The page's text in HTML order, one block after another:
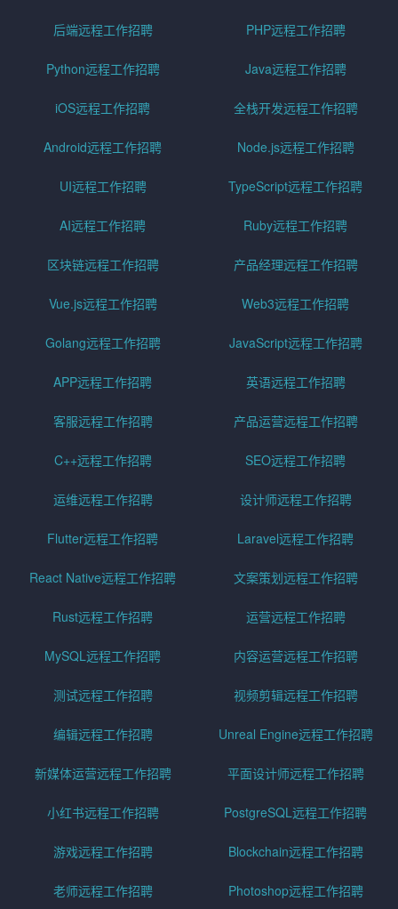
后端远程工作招聘 PHP远程工作招聘
Python远程工作招聘 Java远程工作招聘
iOS远程工作招聘 全栈开发远程工作招聘
Android远程工作招聘 Node.js远程工作招聘
UI远程工作招聘 TypeScript远程工作招聘
AI远程工作招聘 Ruby远程工作招聘
区块链远程工作招聘 产品经理远程工作招聘
Vue.js远程工作招聘 Web3远程工作招聘
Golang远程工作招聘 JavaScript远程工作招聘
APP远程工作招聘 英语远程工作招聘
客服远程工作招聘 产品运营远程工作招聘
C++远程工作招聘 SEO远程工作招聘
运维远程工作招聘 设计师远程工作招聘
Flutter远程工作招聘 Laravel远程工作招聘
React Native远程工作招聘 文案策划远程工作招聘
Rust远程工作招聘 运营远程工作招聘
MySQL远程工作招聘 内容运营远程工作招聘
测试远程工作招聘 视频剪辑远程工作招聘
编辑远程工作招聘 Unreal Engine远程工作招聘
新媒体运营远程工作招聘 平面设计师远程工作招聘
小红书远程工作招聘 PostgreSQL远程工作招聘
游戏远程工作招聘 Blockchain远程工作招聘
老师远程工作招聘 Photoshop远程工作招聘